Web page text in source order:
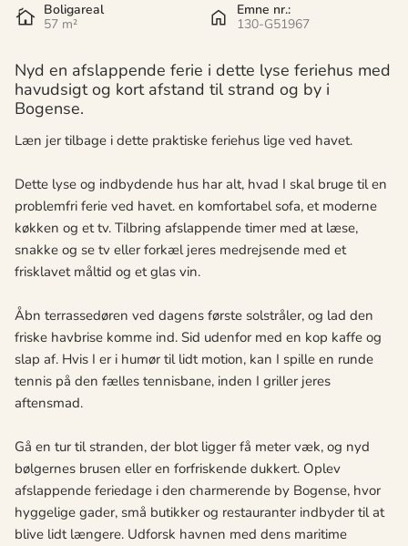
Boligareal
57 m²
Emne nr.:
130-G51967
Nyd en afslappende ferie i dette lyse feriehus med
havudsigt og kort afstand til strand og by i
Bogense.
Læn jer tilbage i dette praktiske feriehus lige ved havet.
Dette lyse og indbydende hus har alt, hvad I skal bruge til en
problemfri ferie ved havet. en komfortabel sofa, et moderne
køkken og et tv. Tilbring afslappende timer med at læse,
snakke og se tv eller forkæl jeres medrejsende med et
frisklavet måltid og et glas vin.
Åbn terrassedøren ved dagens første solstråler, og lad den
friske havbrise komme ind. Sid udenfor med en kop kaffe og
slap af. Hvis I er i humør til lidt motion, kan I spille en runde
tennis på den fælles tennisbane, inden I griller jeres
aftensmad.
Gå en tur til stranden, der blot ligger få meter væk, og nyd
bølgernes brusen eller en forfriskende dukkert. Oplev
afslappende feriedage i den charmerende by Bogense, hvor
hyggelige gader, små butikker og restauranter indbyder til at
blive lidt længere. Udforsk havnen med dens maritime